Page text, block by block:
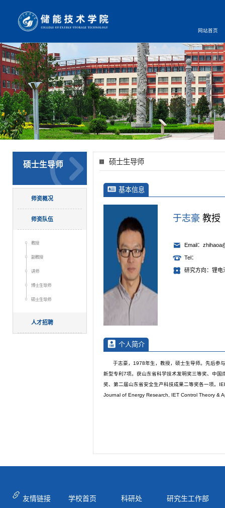
网站首页
硕士生导师
师资概况
师资队伍
教授
副教授
讲师
博士生导师
硕士生导师
人才招聘
硕士生导师
基本信息
于志豪 教授
Email：
Tel：
研究方向：锂电
个人简介
于志豪，1978年生，教授，硕士生导师。先后参
新型专利7项。获山东省科学技术发明奖三等奖、中
奖、第二届山东省安全生产科技成果二等奖各一项
Journal of Energy Research, IET Control Theory &
友情链接 学校首页 科研处 研究生工作部